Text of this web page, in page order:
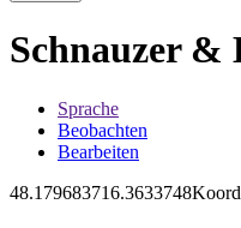
Schnauzer &
Sprache
Beobachten
Bearbeiten
48.179683716.3633748